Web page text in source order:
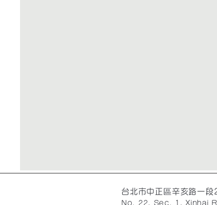
台北市中正區辛亥路一段
No. 22, Sec. 1, Xinhai